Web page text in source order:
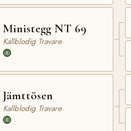
Ministegg NT 69
Kallblodig Travare
Jämttösen
Kallblodig Travare